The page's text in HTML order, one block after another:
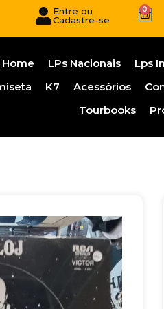
Entre ou
Cadastre-se
0
Home LPs Nacionais Lps
K7 Acessórios
Tourbooks